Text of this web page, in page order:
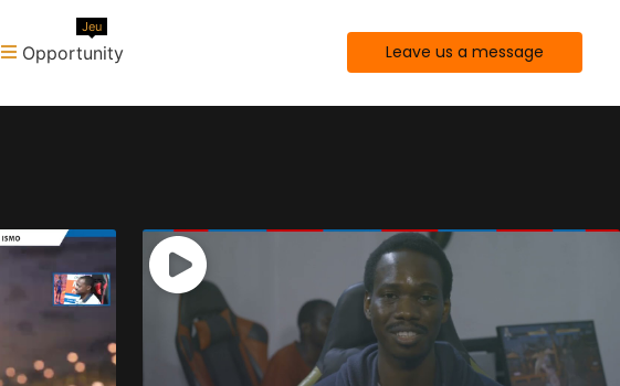
Opportunity
Jeu
Leave us a message